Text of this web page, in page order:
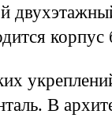
корпус
В